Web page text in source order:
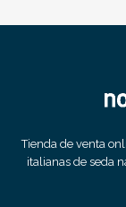
Tienda de venta
italianas de seda